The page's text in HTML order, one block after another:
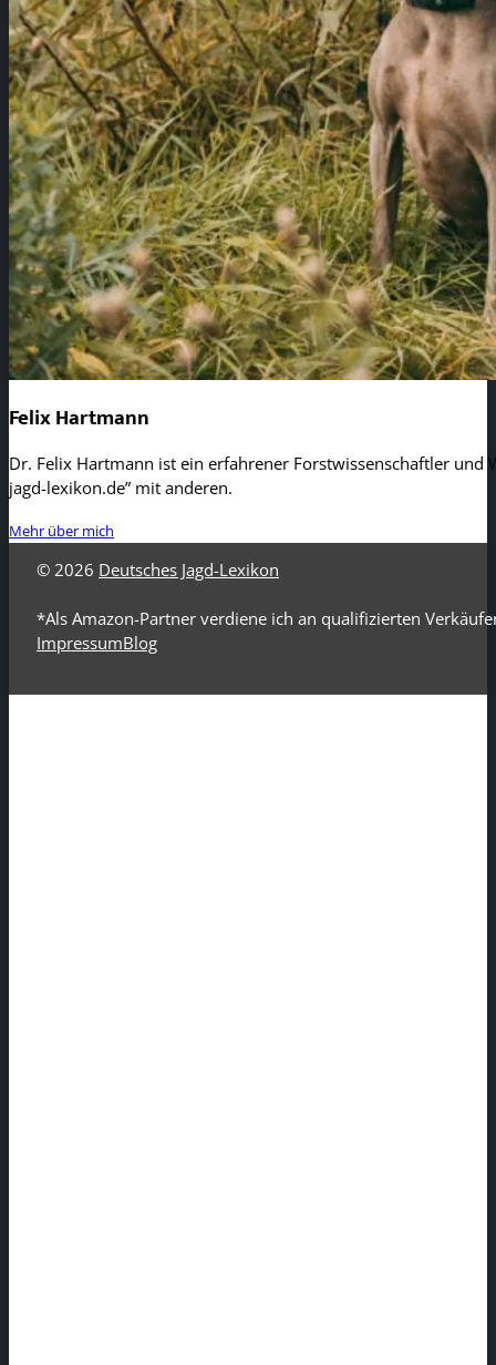
Felix Hartmann
Dr. Felix Hartmann ist ein erfahrener Forstwissenschaftler und
jagd-lexikon.de” mit anderen.
Mehr über mich
© 2026 Deutsches Jagd-Lexikon
*Als Amazon-Partner verdiene ich an qualifizierten
ImpressumBlog